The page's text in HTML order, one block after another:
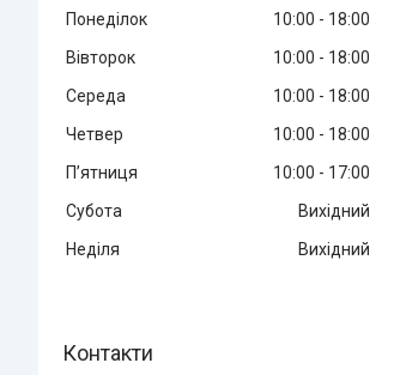
Понеділок 10:00
18:00
Вівторок
10:00
18:00
Середа
10:00
18:00
Четвер
10:00
18:00
Пʼятниця
10:00
17:00
Субота
Вихідний
Неділя
Вихідний